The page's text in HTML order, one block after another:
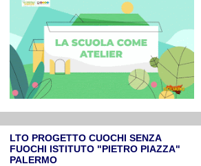
LTO PROGETTO CUOCHI SENZA
FUOCHI ISTITUTO "PIETRO PIAZZA"
PALERMO